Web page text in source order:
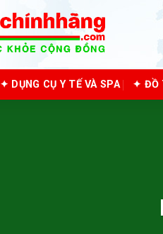
✦ DỤNG CỤ Y TẾ VÀ SPA ✦ ĐỒ